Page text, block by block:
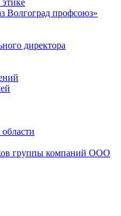
Волгоград профсоюз»
директора
группы компаний ООО